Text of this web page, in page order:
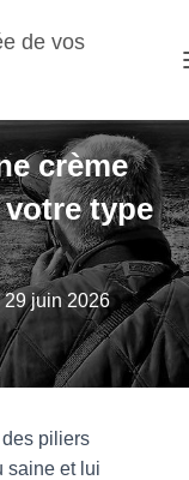
de vos
crème
type
29 juin 2026
des piliers
saine et lui